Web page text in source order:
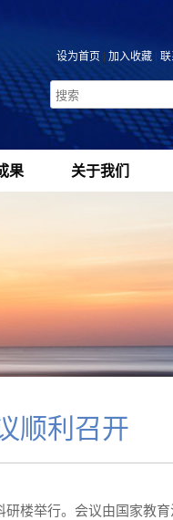
设为首页 | 加入收藏 |
果 关于我们
顺利召开
研楼举行。会议由国家教